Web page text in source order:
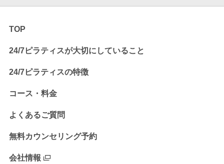
TOP
24/7ピラティスが大切にしていること
24/7ピラティスの特徴
コース・料金
よくあるご質問
無料カウンセリング予約
会社情報